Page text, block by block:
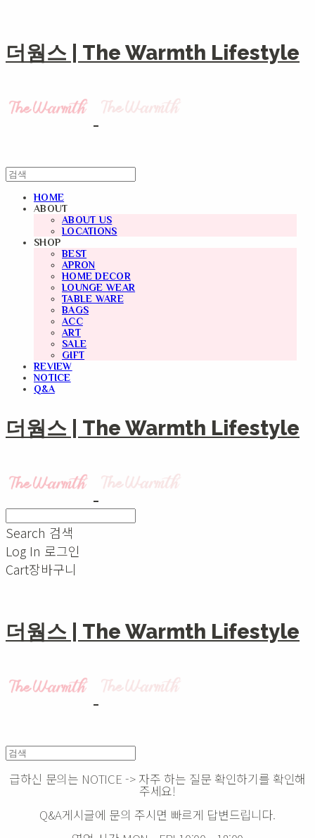
더웜스 | The Warmth Lifestyle
HOME
ABOUT
ABOUT US
LOCATIONS
SHOP
BEST
APRON
HOME DECOR
LOUNGE WEAR
TABLE WARE
BAGS
ACC
ART
SALE
GIFT
REVIEW
NOTICE
Q&A
더웜스 | The Warmth Lifestyle
Search 검색
Log In 로그인
Cart장바구니
더웜스 | The Warmth Lifestyle
급하신 문의는 NOTICE -> 자주 하는 질문 확인하기를 확인해
주세요!
Q&A게시글에 문의 주시면 빠르게 답변드립니다.